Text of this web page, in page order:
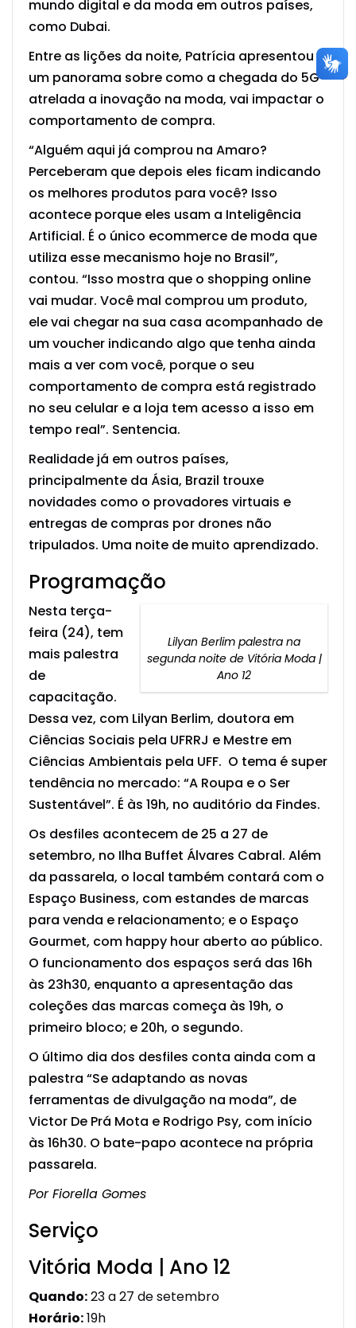
mundo digital e da moda em outros países,
como Dubai.
Entre as lições da noite, Patrícia apresentou
um panorama sobre como a chegada do 5G
atrelada a inovação na moda, vai impactar o
comportamento de compra.
“Alguém aqui já comprou na Amaro?
Perceberam que depois eles ficam indicando
os melhores produtos para você? Isso
acontece porque eles usam a Inteligência
Artificial. É o único ecommerce de moda que
utiliza esse mecanismo hoje no Brasil”,
contou. “Isso mostra que o shopping online
vai mudar. Você mal comprou um produto,
ele vai chegar na sua casa acompanhado de
um voucher indicando algo que tenha ainda
mais a ver com você, porque o seu
comportamento de compra está registrado
no seu celular e a loja tem acesso a isso em
tempo real”. Sentencia.
Realidade já em outros países,
principalmente da Ásia, Brazil trouxe
novidades como o provadores virtuais e
entregas de compras por drones não
tripulados. Uma noite de muito aprendizado.
Programação
Lilyan Berlim palestra na
segunda noite de Vitória Moda |
Ano 12
Nesta terça-
feira (24), tem
mais palestra
de
capacitação.
Dessa vez, com Lilyan Berlim, doutora em
Ciências Sociais pela UFRRJ e Mestre em
Ciências Ambientais pela UFF. O tema é super
tendência no mercado: “A Roupa e o Ser
Sustentável”. É às 19h, no auditório da Findes.
Os desfiles acontecem de 25 a 27 de
setembro, no Ilha Buffet Álvares Cabral. Além
da passarela, o local também contará com o
Espaço Business, com estandes de marcas
para venda e relacionamento; e o Espaço
Gourmet, com happy hour aberto ao público.
O funcionamento dos espaços será das 16h
às 23h30, enquanto a apresentação das
coleções das marcas começa às 19h, o
primeiro bloco; e 20h, o segundo.
O último dia dos desfiles conta ainda com a
palestra “Se adaptando as novas
ferramentas de divulgação na moda”, de
Victor De Prá Mota e Rodrigo Psy, com início
às 16h30. O bate-papo acontece na própria
passarela.
Por Fiorella Gomes
Serviço
Vitória Moda | Ano 12
Quando:23 a 27 de setembro
Horário:19h